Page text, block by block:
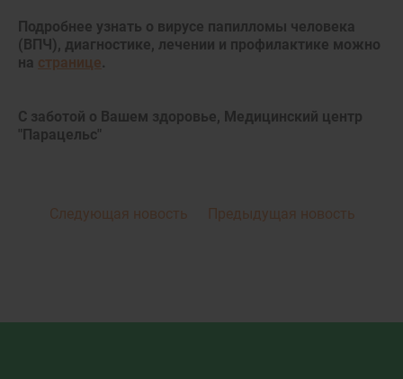
Подробнее узнать о вирусе папилломы человека
(ВПЧ), диагностике, лечении и профилактике можно
на странице.
С заботой о Вашем здоровье, Медицинский центр
"Парацельс"
Следующая новость Предыдущая новость